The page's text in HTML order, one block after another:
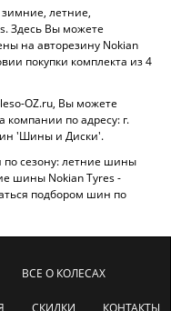
летние,
Здесь Вы можете
на авторезину Nokian
покупки комплекта из 4
OZ.ru, Вы можете
компании по адресу: г.
'Шины и Диски'.
по сезону: летние шины
шины Nokian Tyres -
подбором шин по
ВСЕ О КОЛЕСАХ
СКИДКИ КОНТАКТЫ